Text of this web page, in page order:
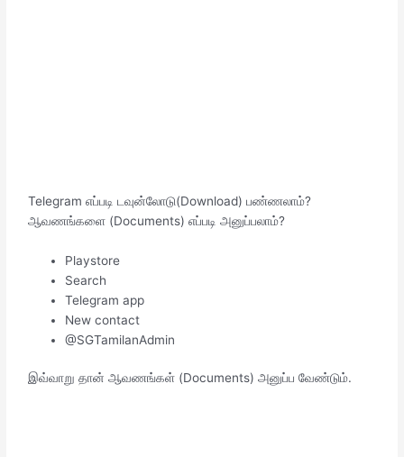
Telegram எப்படி டவுன்லோடு(Download) பண்ணலாம்?
ஆவணங்களை (Documents) எப்படி அனுப்பலாம்?
Playstore
Search
Telegram app
New contact
@SGTamilanAdmin
இவ்வாறு தான் ஆவணங்கள் (Documents) அனுப்ப வேண்டும்.